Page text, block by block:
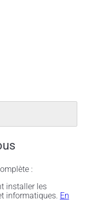
:
installer les
informatiques. En